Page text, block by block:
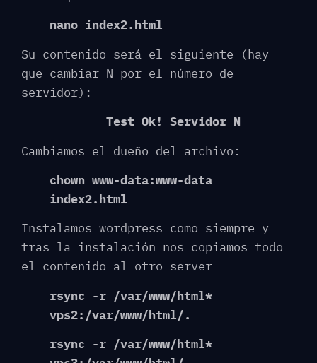
nano index2.html
Su contenido será el siguiente (hay
que cambiar N por el número de
servidor):
Test Ok! Servidor N
Cambiamos el dueño del archivo:
chown www-data:www-data
index2.html
Instalamos wordpress como siempre y
tras la instalación nos copiamos todo
el contenido al otro server
rsync -r /var/www/html*
vps2:/var/www/html/.
rsync -r /var/www/html*